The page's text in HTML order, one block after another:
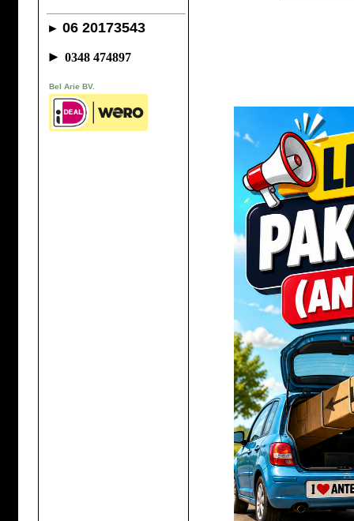
► 06 20173543
► 0348 474897
Bel Arie BV.